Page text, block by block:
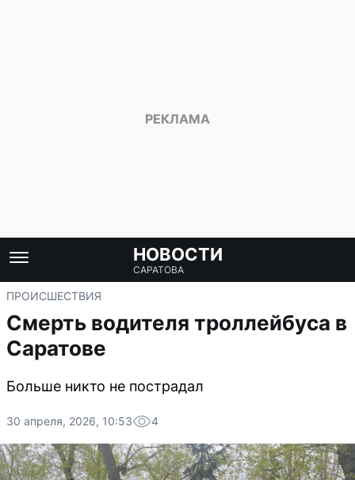
НОВОСТИ
САРАТОВА
ПРОИСШЕСТВИЯ
Смерть водителя троллейбуса в
Саратове
Больше никто не пострадал
30 апреля, 2026, 10:53 4